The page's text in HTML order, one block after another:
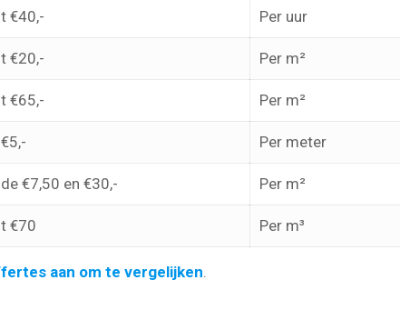
€40,- Per uur
€20,- Per m²
€65,- Per m²
Per meter
€7,50 en €30,- Per m²
€70 Per m³
aan om te vergelijken.